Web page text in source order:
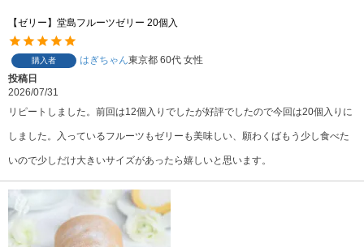
【ゼリー】堂島フルーツゼリー 20個入
購入者 はぎちゃん東京都 60代 女性
投稿日
2026/07/31
リピートしました。前回は12個入りでしたが好評でしたので今回は20個入りに
しました。入っているフルーツもゼリーも美味しい、願わくばもう少し食べた
いので少しだけ大きいサイズがあったら嬉しいと思います。